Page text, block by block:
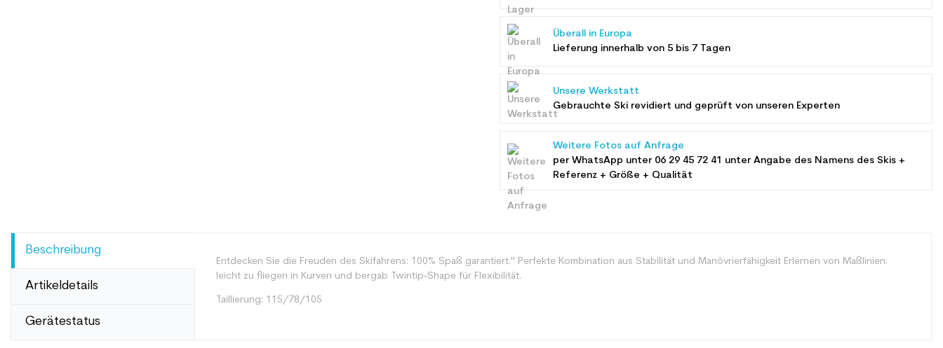
Überall in Europa
Lieferung innerhalb von 5 bis 7 Tagen
Unsere Werkstatt
Gebrauchte Ski revidiert und geprüft von unseren Experten
Weitere Fotos auf Anfrage
per WhatsApp unter 06 29 45 72 41 unter Angabe des Namens des Skis +
Referenz + Größe + Qualität
Beschreibung
Artikeldetails
Gerätestatus
Entdecken Sie die Freuden des Skifahrens: 100% Spaß garantiert." Perfekte Kombination aus Stabilität und Manövrierfähigkeit Erlernen von Maßlinien:
leicht zu fliegen in Kurven und bergab Twintip-Shape für Flexibilität.
Taillierung: 115/78/105